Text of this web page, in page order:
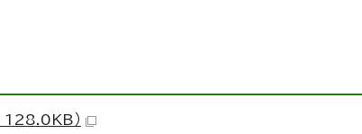
128.0KB）